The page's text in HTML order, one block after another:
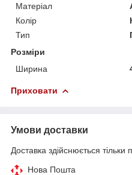
Матеріал
Колір
Тип
Розміри
Ширина
Приховати
Умови доставки
Доставка здійснюється тільки
Нова Пошта